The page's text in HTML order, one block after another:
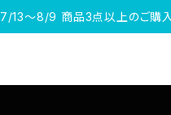
7/13〜8/9 商品3点以上のご購入